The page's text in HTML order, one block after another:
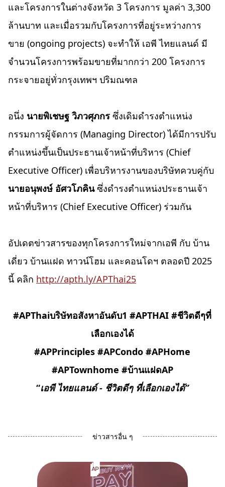
และโครงการในต่างจังหวัด 3 โครงการ มูลค่า 3,300
ล้านบาท และเมื่อรวมกับโครงการที่อยู่ระหว่างการ
ขาย (ongoing projects) จะทำให้ เอพี ไทยแลนด์ มี
จำนวนโครงการพร้อมขายที่มากกว่า 200 โครงการ
กระจายอยู่ทั่วกรุงเทพฯ ปริมณฑล
อนึ่ง นายพิเชษฐ วิภวศุภกร ซึ่งเดิมดำรงตำแหน่ง
กรรมการผู้จัดการ (Managing Director) ได้มีการปรับ
ตำแหน่งขึ้นเป็นประธานเจ้าหน้าที่บริหาร (Chief
Executive Officer) เพื่อบริหารงานของบริษัทควบคู่กับ
นายอนุพงษ์ อัศวโภคินซึ่งดำรงตำแหน่งประธานเจ้า
หน้าที่บริหาร (Chief Executive Officer) ร่วมกัน
อัปเดตข่าวสารของทุกโครงการใหม่จากเอพี กับ บ้าน
เดี่ยว บ้านแฝด ทาวน์โฮม และคอนโดฯ ตลอดปี 2025
นี้ คลิก http://apth.ly/APThai25
#APThaiบริษัทอสังหาอันดับ1#APTHAI #ชีวิตดีๆที่
เลือกเองได้
#APPrinciples #APCondo #APHome
#APTownhome #บ้านแฝดAP
“เอพี ไทยแลนด์- ชีวิตดีๆ ที่เลือกเองได้”
ข่าวสารอื่น ๆ